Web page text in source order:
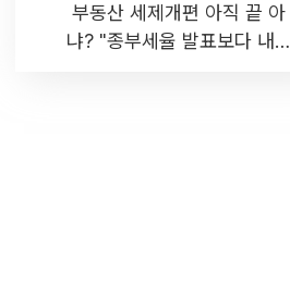
부동산 세제개편 아직 끝 아
냐? "종부세율 발표보다 내릴